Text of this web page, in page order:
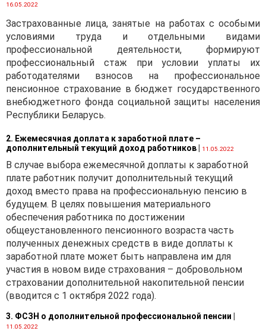
16.05.2022
Застрахованные лица, занятые на работах с особыми
условиями труда и отдельными видами
профессиональной деятельности, формируют
профессиональный стаж при условии уплаты их
работодателями взносов на профессиональное
пенсионное страхование в бюджет государственного
внебюджетного фонда социальной защиты населения
Республики Беларусь.
2. Ежемесячная доплата к заработной плате –
дополнительный текущий доход работников
11.05.2022
В случае выбора ежемесячной доплаты к заработной
плате работник получит дополнительный текущий
доход вместо права на профессиональную пенсию в
будущем. В целях повышения материального
обеспечения работника по достижении
общеустановленного пенсионного возраста часть
полученных денежных средств в виде доплаты к
заработной плате может быть направлена им для
участия в новом виде страхования – добровольном
страховании дополнительной накопительной пенсии
(вводится с 1 октября 2022 года).
3. ФСЗН о дополнительной профессиональной пенсии
11.05.2022